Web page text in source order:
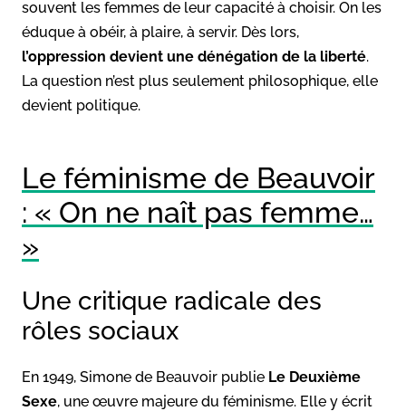
souvent les femmes de leur capacité à choisir. On les
éduque à obéir, à plaire, à servir. Dès lors,
l’oppression devient une dénégation de la liberté.
La question n’est plus seulement philosophique, elle
devient politique.
Le féminisme de Beauvoir
: « On ne naît pas femme…
»
Une critique radicale des
rôles sociaux
En 1949, Simone de Beauvoir publie Le Deuxième
Sexe, une œuvre majeure du féminisme. Elle y écrit